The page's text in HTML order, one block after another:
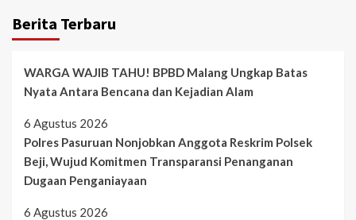
Berita Terbaru
WARGA WAJIB TAHU! BPBD Malang Ungkap Batas
Nyata Antara Bencana dan Kejadian Alam
6 Agustus 2026
Polres Pasuruan Nonjobkan Anggota Reskrim Polsek
Beji, Wujud Komitmen Transparansi Penanganan
Dugaan Penganiayaan
6 Agustus 2026